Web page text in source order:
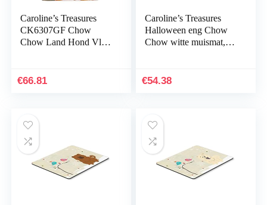
Caroline’s Treasures
CK6307GF Chow
Chow Land Hond Vlag
€66.81
Caroline’s Treasures
Halloween eng Chow
Chow witte muismat,
€54.38